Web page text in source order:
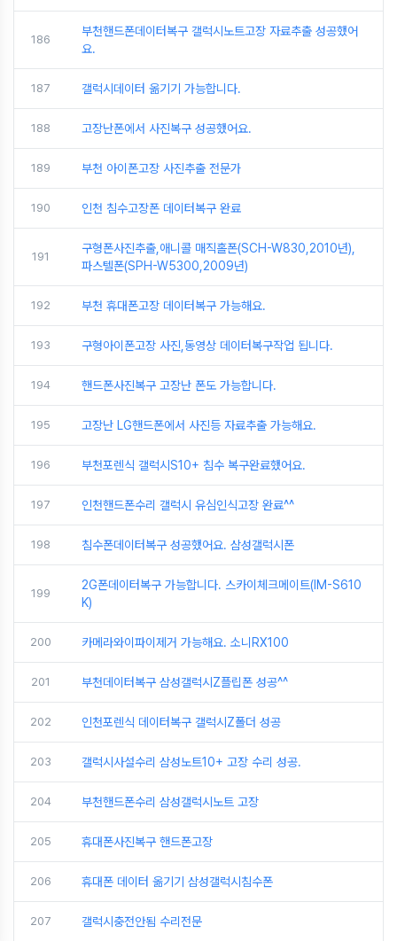
186
부천핸드폰데이터복구 갤럭시노트고장 자료추출 성공했어
요.
187 갤럭시데이터 옮기기 가능합니다.
188 고장난폰에서 사진복구 성공했어요.
189 부천 아이폰고장 사진추출 전문가
190 인천 침수고장폰 데이터복구 완료
191
구형폰사진추출,애니콜 매직홀폰(SCH-W830,2010년),
파스텔폰(SPH-W5300,2009년)
192 부천 휴대폰고장 데이터복구 가능해요.
193 구형아이폰고장 사진,동영상 데이터복구작업 됩니다.
194 핸드폰사진복구 고장난 폰도 가능합니다.
195 고장난 LG핸드폰에서 사진등 자료추출 가능해요.
196 부천포렌식 갤럭시S10+ 침수 복구완료했어요.
197 인천핸드폰수리 갤럭시 유심인식고장 완료^^
198 침수폰데이터복구 성공했어요. 삼성갤럭시폰
199
2G폰데이터복구 가능합니다. 스카이체크메이트(IM-S610
K)
200 카메라와이파이제거 가능해요. 소니RX100
201 부천데이터복구 삼성갤럭시Z플립폰 성공^^
202 인천포렌식 데이터복구 갤럭시Z폴더 성공
203 갤럭시사설수리 삼성노트10+ 고장 수리 성공.
204 부천핸드폰수리 삼성갤럭시노트 고장
205 휴대폰사진복구 핸드폰고장
206 휴대폰 데이터 옮기기 삼성갤럭시침수폰
207 갤럭시충전안됨 수리전문